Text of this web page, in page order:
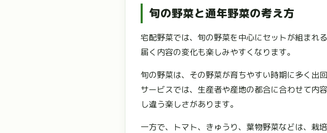
旬の野菜と通年野菜の考え方
宅配野菜では、旬の野菜を中心にセットが組まれ
届く内容の変化も楽しみやすくなります。
旬の野菜は、その野菜が育ちやすい時期に多く出
サービスでは、生産者や産地の都合に合わせて内
し違う楽しさがあります。
一方で、トマト、きゅうり、葉物野菜などは、栽